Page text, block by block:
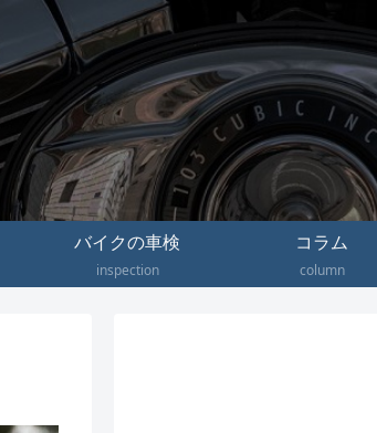
バイクの車検
inspection
コラム
column